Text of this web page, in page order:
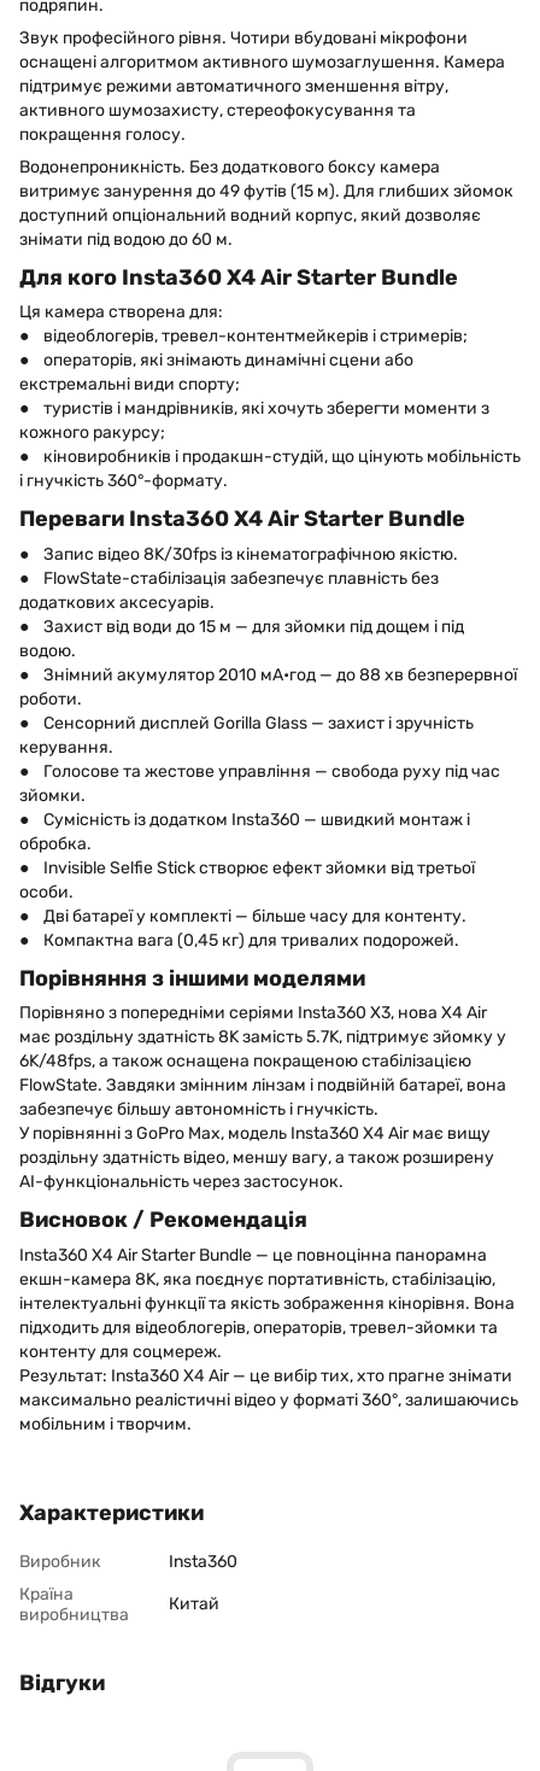
подряпин.
Звук професійного рівня. Чотири вбудовані мікрофони
оснащені алгоритмом активного шумозаглушення. Камера
підтримує режими автоматичного зменшення вітру,
активного шумозахисту, стереофокусування та
покращення голосу.
Водонепроникність. Без додаткового боксу камера
витримує занурення до 49 футів (15 м). Для глибших зйомок
доступний опціональний водний корпус, який дозволяє
знімати під водою до 60 м.
Для кого Insta360 X4 Air Starter Bundle
Ця камера створена для:
● відеоблогерів, тревел-контентмейкерів і стримерів;
● операторів, які знімають динамічні сцени або
екстремальні види спорту;
● туристів і мандрівників, які хочуть зберегти моменти з
кожного ракурсу;
● кіновиробників і продакшн-студій, що цінують мобільність
і гнучкість 360°-формату.
Переваги Insta360 X4 Air Starter Bundle
● Запис відео 8K/30fps із кінематографічною якістю.
● FlowState-стабілізація забезпечує плавність без
додаткових аксесуарів.
● Захист від води до 15 м — для зйомки під дощем і під
водою.
● Знімний акумулятор 2010 мА•год — до 88 хв безперервної
роботи.
● Сенсорний дисплей Gorilla Glass — захист і зручність
керування.
● Голосове та жестове управління — свобода руху під час
зйомки.
● Сумісність із додатком Insta360 — швидкий монтаж і
обробка.
● Invisible Selfie Stick створює ефект зйомки від третьої
особи.
● Дві батареї у комплекті — більше часу для контенту.
● Компактна вага (0,45 кг) для тривалих подорожей.
Порівняння з іншими моделями
Порівняно з попередніми серіями Insta360 X3, нова X4 Air
має роздільну здатність 8K замість 5.7K, підтримує зйомку у
6K/48fps, а також оснащена покращеною стабілізацією
FlowState. Завдяки змінним лінзам і подвійній батареї, вона
забезпечує більшу автономність і гнучкість.
У порівнянні з GoPro Max, модель Insta360 X4 Air має вищу
роздільну здатність відео, меншу вагу, а також розширену
AI-функціональність через застосунок.
Висновок / Рекомендація
Insta360 X4 Air Starter Bundle — це повноцінна панорамна
екшн-камера 8K, яка поєднує портативність, стабілізацію,
інтелектуальні функції та якість зображення кінорівня. Вона
підходить для відеоблогерів, операторів, тревел-зйомки та
контенту для соцмереж.
Результат: Insta360 X4 Air — це вибір тих, хто прагне знімати
максимально реалістичні відео у форматі 360°, залишаючись
мобільним і творчим.
Характеристики
Виробник
Insta360
Країна
виробництва
Китай
Відгуки